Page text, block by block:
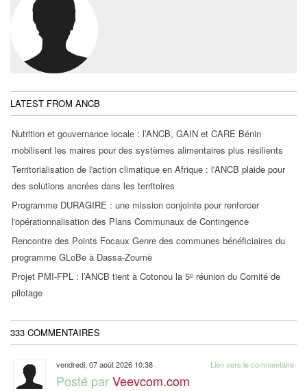
LATEST FROM ANCB
Nutrition et gouvernance locale : l’ANCB, GAIN et CARE Bénin
mobilisent les maires pour des systèmes alimentaires plus résilients
Territorialisation de l'action climatique en Afrique : l'ANCB plaide pour
des solutions ancrées dans les territoires
Programme DURAGIRE : une mission conjointe pour renforcer
l'opérationnalisation des Plans Communaux de Contingence
Rencontre des Points Focaux Genre des communes bénéficiaires du
programme GLoBe à Dassa-Zoumè
Projet PMI-FPL : l’ANCB tient à Cotonou la 5ᵉ réunion du Comité de
pilotage
333 COMMENTAIRES
Lien vers le commentaire
vendredi, 07 août 2026 10:38
Posté parVeevcom.com